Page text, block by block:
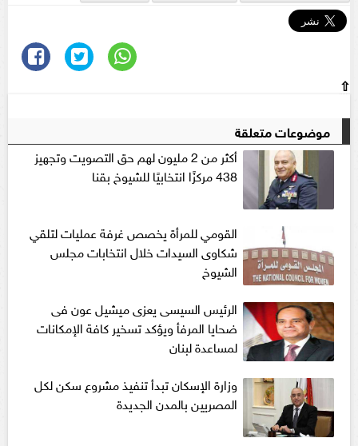
⇧
موضوعات متعلقة
أكثر من 2 مليون لهم حق التصويت وتجهيز
438 مركزًا انتخابيًا للشيوخ بقنا
القومي للمرأة يخصص غرفة عمليات لتلقي
شكاوى السيدات خلال انتخابات مجلس
الشيوخ
الرئيس السيسى يعزى ميشيل عون فى
ضحايا المرفأ ويؤكد تسخير كافة الإمكانات
لمساعدة لبنان
وزارة الإسكان تبدأ تنفيذ مشروع سكن لكل
المصريين بالمدن الجديدة